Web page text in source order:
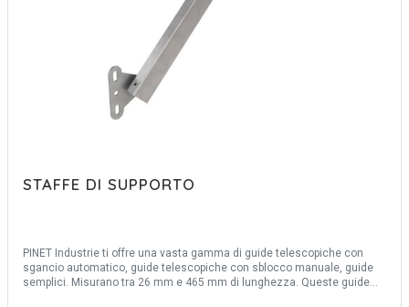
STAFFE DI SUPPORTO
PINET Industrie ti offre una vasta gamma di guide telescopiche con
sgancio automatico, guide telescopiche con sblocco manuale, guide
semplici. Misurano tra 26 mm e 465 mm di lunghezza. Queste guide